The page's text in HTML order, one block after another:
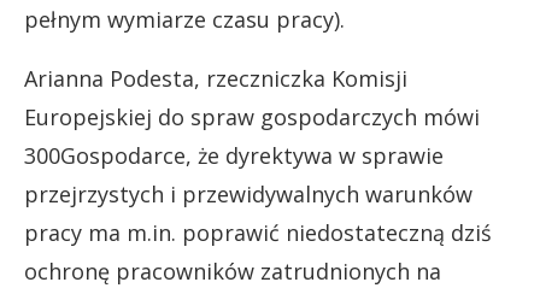
pełnym wymiarze czasu pracy).
Arianna Podesta, rzeczniczka Komisji
Europejskiej do spraw gospodarczych mówi
300Gospodarce, że dyrektywa w sprawie
przejrzystych i przewidywalnych warunków
pracy ma m.in. poprawić niedostateczną dziś
ochronę pracowników zatrudnionych na